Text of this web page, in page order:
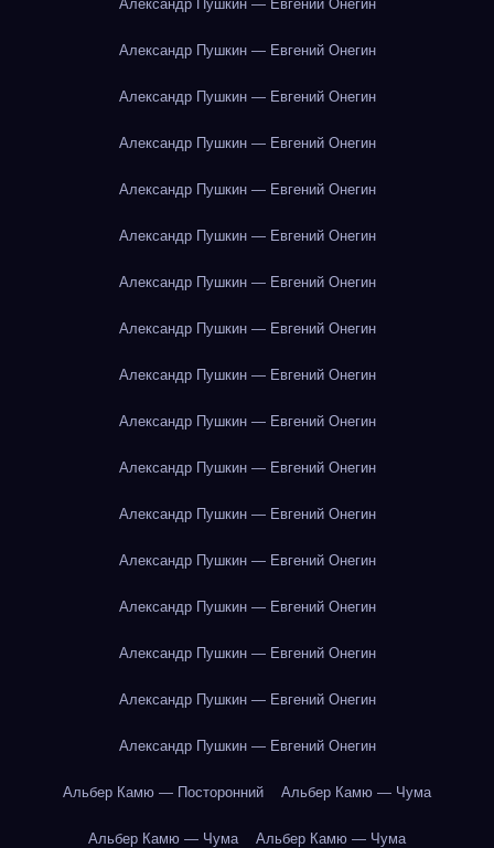
Александр Пушкин — Евгений Онегин
Александр Пушкин — Евгений Онегин
Александр Пушкин — Евгений Онегин
Александр Пушкин — Евгений Онегин
Александр Пушкин — Евгений Онегин
Александр Пушкин — Евгений Онегин
Александр Пушкин — Евгений Онегин
Александр Пушкин — Евгений Онегин
Александр Пушкин — Евгений Онегин
Александр Пушкин — Евгений Онегин
Александр Пушкин — Евгений Онегин
Александр Пушкин — Евгений Онегин
Александр Пушкин — Евгений Онегин
Александр Пушкин — Евгений Онегин
Александр Пушкин — Евгений Онегин
Александр Пушкин — Евгений Онегин
Александр Пушкин — Евгений Онегин
Альбер Камю — Посторонний Альбер Камю — Чума
Альбер Камю — Чума Альбер Камю — Чума